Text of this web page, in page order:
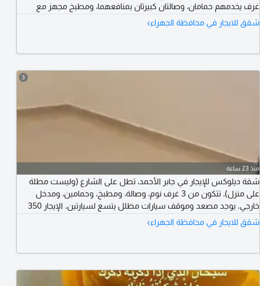
غرف يخدمهم حمامان، وصالتان كبيرتان بمنافعهما، ومطبخ مجهز مع
بلكونه، وغرفة عاملة مع حمامها، وغرفة غسيل، ومخزن، ودوانية معزولة
شقق للايجار في محافظة الجهراء›
3
منذ 23 ساعة
شقة ديلوكس للإيجار في جابر الأحمد، تطل على الشارع (وليست مطلة
على منزل). تتكون من 3 غرف نوم، وصالة، ومطبخ، وحمامين، ومدخل
خارجي. يوجد مصعد وموقف سيارات مظلل يتسع لسيارتين. الإيجار 350
دينار كويتي. للمتزوجين فقط. ملاحظة: الكويتيون فقط. للمراجعة: أبو
محمد، مكتب عقاري.
شقق للايجار في محافظة الجهراء›